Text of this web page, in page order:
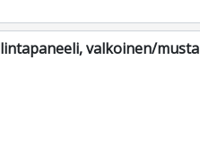
valkoinen/musta